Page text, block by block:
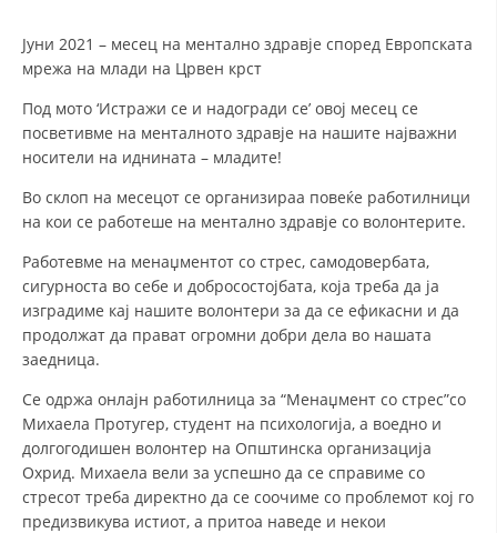
ЧЛЕНСТВО ВО ПРОФЕСИОНАЛНИ ТЕЛА
ЗАКОН ЗА ЦКРМ
ОРГАНИЗАЦИЈА И РАЗВОЈ
СТРУКТУРА И ОРГАНИЗАЦИОНА ПОСТАВЕНОСТ
ДИСЕМИНАЦИЈА
MЕЃУНАРОДНО ХУМАНИТАРНО ПРАВО
Јуни 2021 – месец на ментално здравје според Европската
мрежа на млади на Црвен крст
Под мото ‘Истражи се и надогради се’ овој месец се
посветивме на менталното здравје на нашите најважни
носители на иднината – младите!
Во склоп на месецот се организираа повеќе работилници
на кои се работеше на ментално здравје со волонтерите.
Работевме на менаџментот со стрес, самодовербата,
сигурноста во себе и добросостојбата, која треба да ја
изградиме кај нашите волонтери за да се ефикасни и да
продолжат да прават огромни добри дела во нашата
заедница.
Се одржа онлајн работилница за “Менаџмент со стрес”со
Михаела Протугер, студент на психологија, а воедно и
долгогодишен волонтер на Општинска организација
Охрид. Михаела вели за успешно да се справиме со
стресот треба директно да се соочиме со проблемот кој го
предизвикува истиот, а притоа наведе и некои